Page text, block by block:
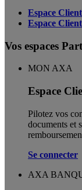
Espace
Espace
Vos espaces
MON AXA
Espace
Pilotez vos
documents et
Se connecter
AXA